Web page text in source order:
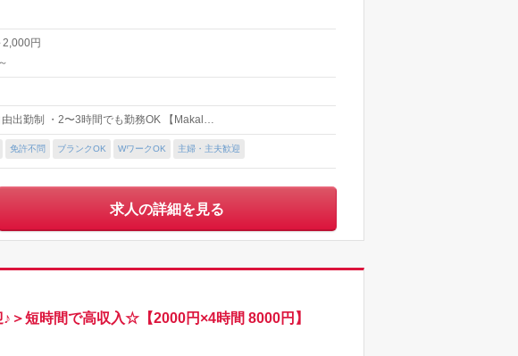
2,000円
出勤制 ・2〜3時間でも勤務OK 【Makal…
免許不問 ブランクOK WワークOK 主婦・主夫歓迎
求人の詳細を見る
＞短時間で高収入☆【2000円×4時間 8000円】